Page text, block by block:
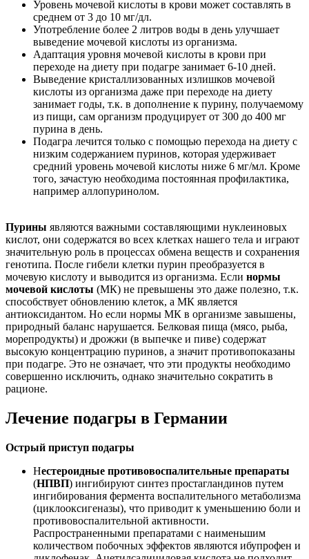
Уровень мочевой кислоты в крови может составлять в
среднем от 3 до 10 мг/дл.
Употребление более 2 литров воды в день улучшает
выведение мочевой кислоты из организма.
Адаптация уровня мочевой кислоты в крови при
переходе на диету при подагре занимает 6-10 дней.
Выведение кристаллизованных излишков мочевой
кислоты из организма даже при переходе на диету
занимает годы, т.к. в дополнение к пурину, получаемому
из пищи, сам организм продуцирует от 300 до 400 мг
пурина в день.
Подагра лечится только с помощью перехода на диету с
низким содержанием пуринов, которая удерживает
средний уровень мочевой кислоты ниже 6 мг/мл. Кроме
того, зачастую необходима постоянная профилактика,
например аллопуринолом.
Пурины являются важными составляющими нуклеиновых
кислот, они содержатся во всех клетках нашего тела и играют
значительную роль в процессах обмена веществ и сохранения
генотипа. После гибели клетки пурин преобразуется в
мочевую кислоту и выводится из организма. Если нормы
мочевой кислоты (МК) не превышены это даже полезно, т.к.
способствует обновлению клеток, а МК является
антиоксидантом. Но если нормы МК в организме завышены,
природный баланс нарушается. Белковая пища (мясо, рыба,
морепродукты) и дрожжи (в выпечке и пиве) содержат
высокую концентрацию пуринов, а значит противопоказаны
при подагре. Это не означает, что эти продукты необходимо
совершенно исключить, однако значительно сократить в
рационе.
Лечение подагры в Германии
Острый приступ подагры
Нестероидные противовоспалительные препараты
(НПВП) ингибируют синтез простагландинов путем
ингибирования фермента воспалительного метаболизма
(циклооксигеназы), что приводит к уменьшению боли и
противовоспалительной активности.
Распространенными препаратами с наименьшим
количеством побочных эффектов являются ибупрофен и